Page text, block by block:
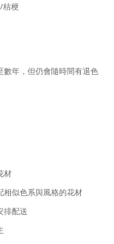
桔梗
數年，但仍會隨時間有退色
材
相似色系與風格的花材
排配送